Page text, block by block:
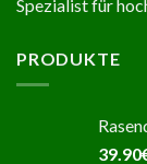
Spezialist für
PRODUKTE
39.90